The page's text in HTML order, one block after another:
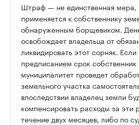
Штраф — не единственная мера,
применяется к собственнику
обнаруженным борщевиком.
освобождает владельца от
ликвидировать этот сорняк.
предписанием срок собственник
муниципалитет проведет
земельного участка
впоследствии владелец земли
компенсировать расходы за
течение двух месяцев, либо по